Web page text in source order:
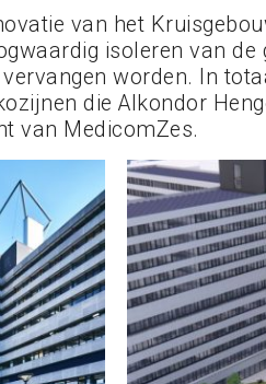
van het
isoleren van de
worden. In
die Alkondor
van MedicomZes.